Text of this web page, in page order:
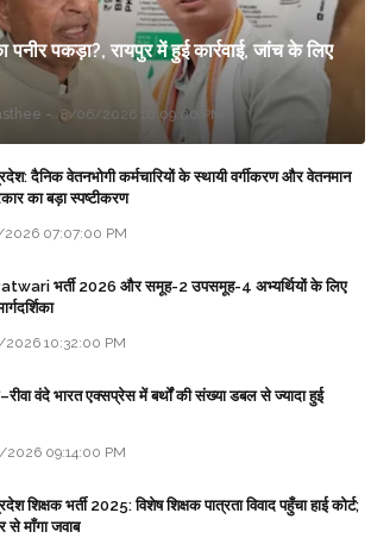
पकड़ा?, रायपुर में हुई कार्रवाई, जांच के लिए
8/06/2026 10:09:00 PM
दैनिक वेतनभोगी कर्मचारियों के स्थायी वर्गीकरण और वेतनमान
का बड़ा स्पष्टीकरण
07:07:00 PM
भर्ती 2026 और समूह-2 उपसमूह-4 अभ्यर्थियों के लिए
10:32:00 PM
वंदे भारत एक्सप्रेस में बर्थों की संख्या डबल से ज्यादा हुई
09:14:00 PM
शिक्षक भर्ती 2025: विशेष शिक्षक पात्रता विवाद पहुँचा हाई कोर्ट;
से माँगा जवाब